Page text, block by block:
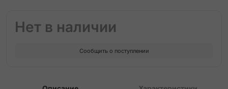
Нет в наличии
Сообщить о поступлении